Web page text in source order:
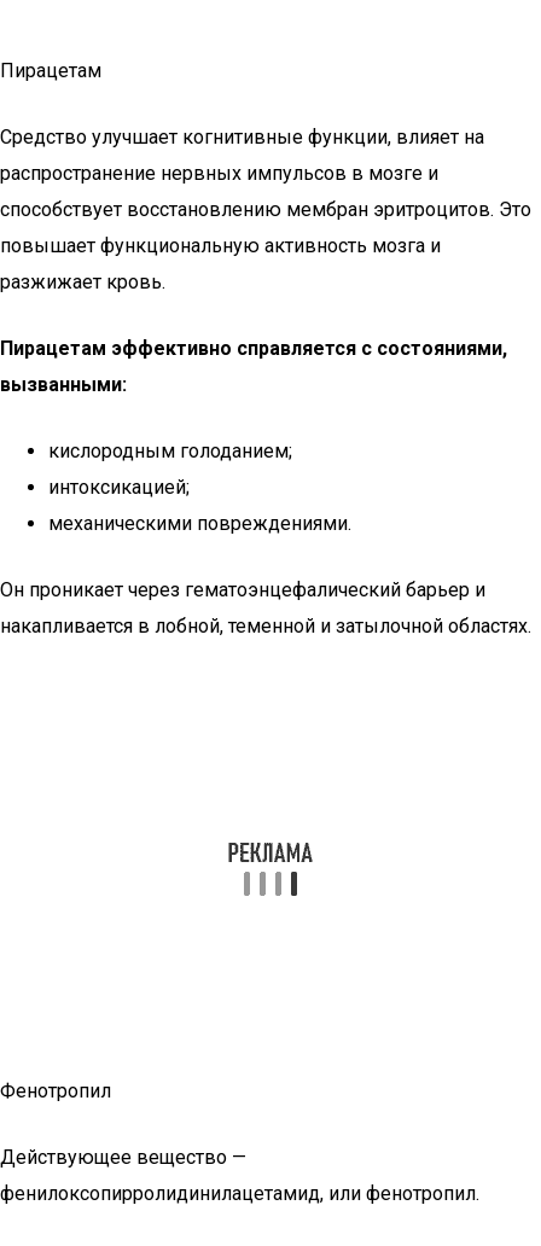
Пирацетам
Средство улучшает когнитивные функции, влияет на
распространение нервных импульсов в мозге и
способствует восстановлению мембран эритроцитов. Это
повышает функциональную активность мозга и
разжижает кровь.
Пирацетам эффективно справляется с состояниями,
вызванными:
кислородным голоданием;
интоксикацией;
механическими повреждениями.
Он проникает через гематоэнцефалический барьер и
накапливается в лобной, теменной и затылочной областях.
Фенотропил
Действующее вещество —
фенилоксопирролидинилацетамид, или фенотропил.